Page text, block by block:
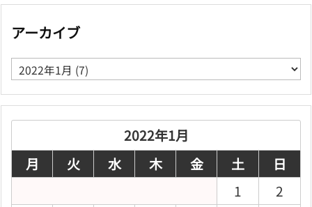
アーカイブ
ア
ー
カ
2022年1月
月
火 水 木 金 土
日
1
2